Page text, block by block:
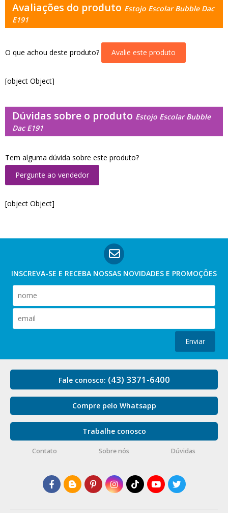
Avaliações do produto Estojo Escolar Bubble Dac
E191
O que achou deste produto? Avalie este produto
[object Object]
Dúvidas sobre o produto Estojo Escolar Bubble
Dac E191
Tem alguma dúvida sobre este produto?
Pergunte ao vendedor
[object Object]
INSCREVA-SE E RECEBA NOSSAS NOVIDADES E PROMOÇÕES
Enviar
Fale conosco: (43) 3371-6400
Compre pelo Whatsapp
Trabalhe conosco
Contato Sobre nós Dúvidas